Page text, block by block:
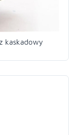
kaskadowy